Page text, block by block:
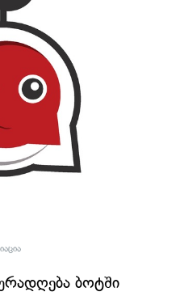
ბოტში